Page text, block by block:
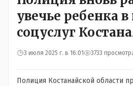
увечье ребенка
соцуслуг
3 июля 2025 г. в 16:01 3733
Полиция Костанайской области